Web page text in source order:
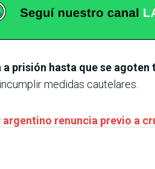
a prisión hasta que se
medidas cautelares.
renuncia previo a